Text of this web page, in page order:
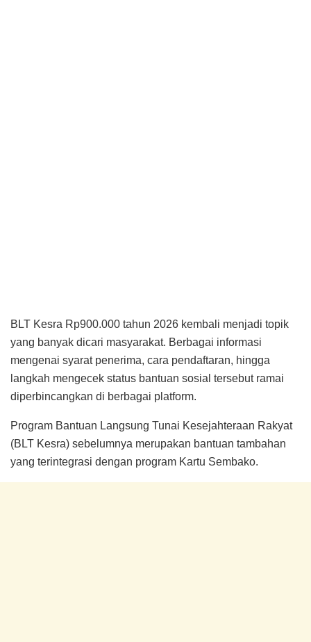
BLT Kesra Rp900.000 tahun 2026 kembali menjadi topik
yang banyak dicari masyarakat. Berbagai informasi
mengenai syarat penerima, cara pendaftaran, hingga
langkah mengecek status bantuan sosial tersebut ramai
diperbincangkan di berbagai platform.
Program Bantuan Langsung Tunai Kesejahteraan Rakyat
(BLT Kesra) sebelumnya merupakan bantuan tambahan
yang terintegrasi dengan program Kartu Sembako.